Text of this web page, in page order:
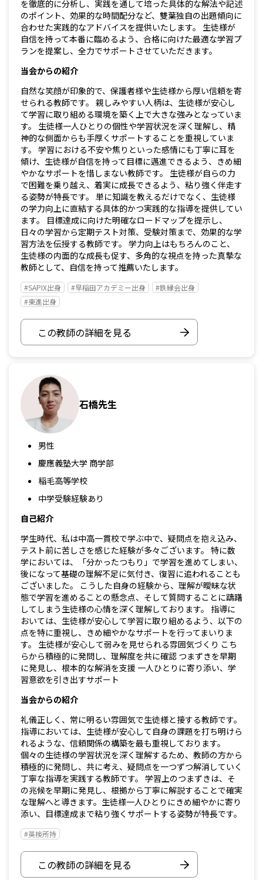
を徹底的に分析し、実践を通して培った具体的な解法や記述
のポイント、効果的な時間配分など、雙葉独自の出題傾向に
合わせた実践的なアドバイスを提供いたします。 生徒様が
自信を持って本番に臨めるよう、合格に向けた最適な学習プ
ランを提案し、全力でサポートさせていただきます。
当会からの紹介
自然な笑顔が印象的で、保護者様や生徒様から厚い信頼を寄
せられる教師です。 親しみやすい人柄は、生徒様が安心し
て学習に取り組める環境を築く上で大きな強みとなっていま
す。 生徒様一人ひとりの個性や学習状況を深く理解し、精
神的な側面からも手厚くサポートすることを重視していま
す。 学習における不安や焦りといった感情にも丁寧に耳を
傾け、生徒様が自信を持って目標に邁進できるよう、きめ細
やかなサポートを惜しまない教師です。 生徒様が自らの力
で困難を乗り越え、着実に成長できるよう、粘り強く伴走す
る姿勢が特長です。 単に知識を教えるだけでなく、生徒様
の学力向上に直結する具体的かつ実践的な指導を提供してい
ます。 目標達成に向けた明確なロードマップを提示し、
日々の学習から定期テスト対策、受験対策まで、効果的な学
習方法を伝授する教師です。 学力向上はもちろんのこと、
生徒様の内面的な成長も促す、多角的な視点を持った真摯な
教師として、自信を持って推薦いたします。
#SAPIX出身 #早稲田アカデミー出身
#鉄縁会出身
#東進出身
この教師の詳細を見る
石橋先生
男性
慶應義塾大学 商学部
稲毛高等学校
中学受験経験あり
自己紹介
学生時代、私は中高一貫校で学ぶ中で、疑問点を抱え込み、
テスト前に苦しさを感じた経験が多々ございます。 特に数
学においては、「分かったつもり」で学習を進めてしまい、
後になって基礎の理解不足に気付き、復習に追われることも
ございました。 こうした自身の経験から、理解が曖昧な状
態で学習を進めることの懸念点、そして質問することに躊躇
してしまう生徒様の心情を深く理解しております。 指導に
おいては、生徒様が安心して学習に取り組めるよう、以下の
点を特に重視し、きめ細やかなサポートを行ってまいりま
す。 生徒様が安心して弱みを見せられる雰囲気づくり こち
らから積極的に発問し、理解度を共に確認 つまずきを早期
に発見し、根本的な解消を支援 一人ひとりに寄り添い、学
習意欲を引き出すサポート
当会からの紹介
礼儀正しく、常に明るい雰囲気で生徒様と接する教師です。
指導においては、生徒様が安心して自身の課題を打ち明けら
れるような、信頼関係の構築を最も重視しております。
個々の生徒様の学習状況を深く理解するため、教師の方から
積極的に発問し、共に考え、疑問点を一つずつ解消していく
丁寧な指導を実践する教師です。 学習上のつまずきは、そ
の兆候を早期に発見し、根拠から丁寧に解説することで確実
な理解へと導きます。生徒様一人ひとりにきめ細やかに寄り
添い、目標達成まで粘り強くサポートする姿勢が特長です。
#英検所持
この教師の詳細を見る